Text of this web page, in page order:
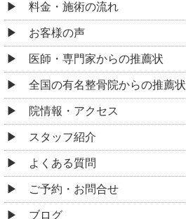
料金・施術の流れ
お客様の声
医師・専門家からの推薦状
全国の有名整骨院からの推薦状
院情報・アクセス
スタッフ紹介
よくある質問
ご予約・お問合せ
ブログ